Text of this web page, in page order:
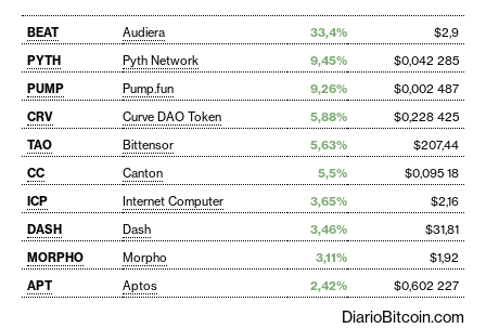
BEAT Audiera 33,4%
$2,9
PYTH
Pyth Network 9,45%
$0,042 285
PUMP
Pump.fun 9,26%
$0,002 487
CRV
Curve DAO Token 5,88%
$0,228 425
TAO
Bittensor 5,63%
$207,44
CC
Canton 5,5%
$0,095 18
ICP
Internet Computer 3,65%
$2,16
DASH
Dash 3,46%
$31,81
MORPHO
Morpho 3,11%
$1,92
APT
Aptos 2,42% $0,602 227
DiarioBitcoin.com